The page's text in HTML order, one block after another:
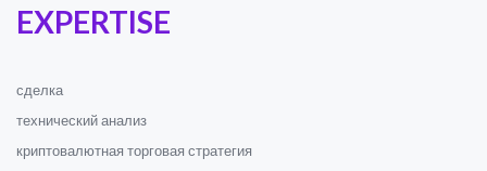
EXPERTISE
сделка
технический анализ
криптовалютная торговая стратегия